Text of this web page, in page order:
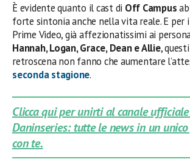
È evidente quanto il cast di Off Campus
forte sintonia anche nella vita reale. E per
Prime Video, già affezionatissimi ai
Hannah, Logan, Grace, Dean e Allie,
retroscena non fanno che aumentare
seconda stagione.
Clicca qui per unirti al canale
Daninseries: tutte le news in un
con te.